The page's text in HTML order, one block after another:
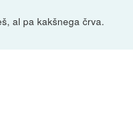
al pa kakšnega črva.